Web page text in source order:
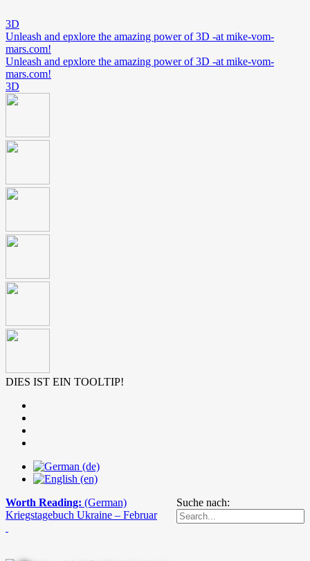
3D
Unleash and epxlore the amazing power of 3D -at mike-vom-
mars.com!
Unleash and epxlore the amazing power of 3D -at mike-vom-
mars.com!
3D
DIES IST EIN TOOLTIP!
Suche nach:
Worth Reading: (German)
Kriegstagebuch Ukraine – Februar